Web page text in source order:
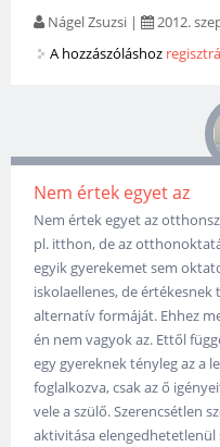
Nágel Zsuzsi | 2012.
A hozzászóláshoz
Nem értek egyet az
Nem értek egyet az
pl. itthon, de az
egyik gyerekemet sem
iskolaellenes, de
alternatív formáját. Ehhez
én nem vagyok az. Ettől
egy gyereknek tényleg az a
foglalkozva, csak az ő
vele a szülő. Szerencsétlen
aktivitása elengedhetetlenül